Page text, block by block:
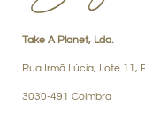
Take A Planet, Lda.
Rua Irmã Lúcia, Lote 11,
3030-491 Coimbra